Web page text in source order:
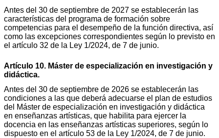
Antes del 30 de septiembre de 2027 se establecerán las
características del programa de formación sobre
competencias para el desempeño de la función directiva, así
como las excepciones correspondientes según lo previsto en
el artículo 32 de la Ley 1/2024, de 7 de junio.
Artículo 10. Máster de especialización en investigación y
didáctica.
Antes del 30 de septiembre de 2026 se establecerán las
condiciones a las que deberá adecuarse el plan de estudios
del Máster de especialización en investigación y didáctica
en enseñanzas artísticas, que habilita para ejercer la
docencia en las enseñanzas artísticas superiores, según lo
dispuesto en el artículo 53 de la Ley 1/2024, de 7 de junio.